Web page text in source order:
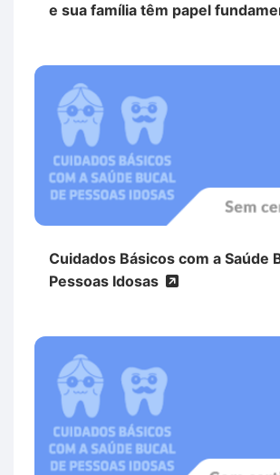
e sua família têm papel
Cuidados Básicos com a Saúde
Pessoas Idosas